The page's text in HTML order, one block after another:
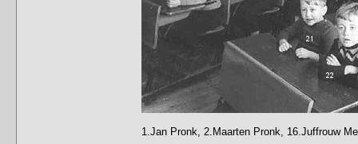
1.Jan Pronk, 2.Maarten Pronk, 16.Juffrouw